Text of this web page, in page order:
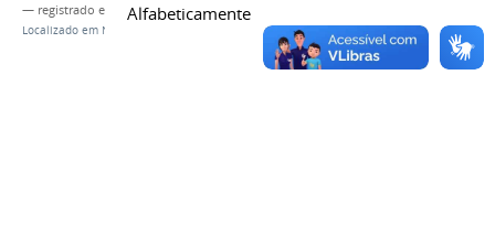
Alfabeticamente
— registrado em:
SIASS,concurso de frases
Localizado em Notícias